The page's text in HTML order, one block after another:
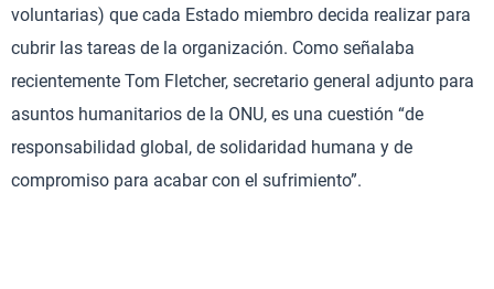
voluntarias) que cada Estado miembro decida realizar para
cubrir las tareas de la organización. Como señalaba
recientemente Tom Fletcher, secretario general adjunto para
asuntos humanitarios de la ONU, es una cuestión “de
responsabilidad global, de solidaridad humana y de
compromiso para acabar con el sufrimiento”.